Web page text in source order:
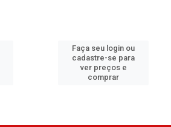
Faça seu login ou
cadastre-se para
ver preços e
comprar